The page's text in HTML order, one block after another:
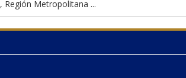
Región Metropolitana ...